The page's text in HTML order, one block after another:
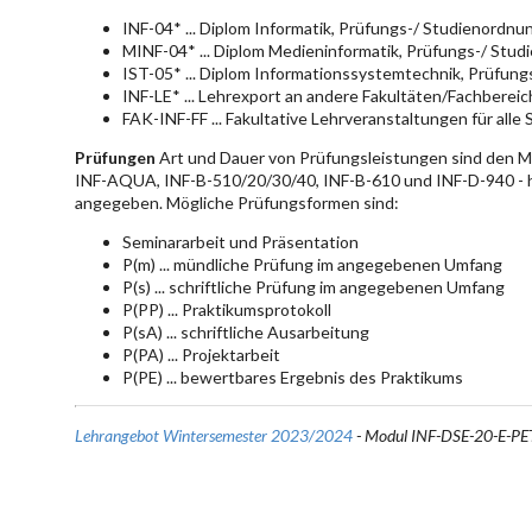
INF-04* ... Diplom Informatik, Prüfungs-/
MINF-04* ... Diplom Medieninformatik, Prüfungs-/
IST-05* ... Diplom Informationssystemtechnik,
INF-LE* ... Lehrexport an andere Fakultäten/
FAK-INF-FF ... Fakultative Lehrveranstaltungen für
Prüfungen Art und Dauer von Prüfungsleistungen sind den
INF-AQUA, INF-B-510/20/30/40, INF-B-610 und INF-D-940
angegeben. Mögliche Prüfungsformen sind:
Seminararbeit und Präsentation
P(m) ... mündliche Prüfung im angegebenen Umfang
P(s) ... schriftliche Prüfung im angegebenen Umfang
P(PP) ... Praktikumsprotokoll
P(sA) ... schriftliche Ausarbeitung
P(PA) ... Projektarbeit
P(PE) ... bewertbares Ergebnis des Praktikums
Lehrangebot Wintersemester 2023/2024- Modul INF-DSE-20-E-